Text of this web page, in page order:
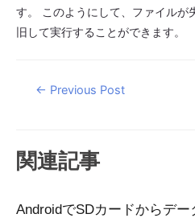
す。 このようにして、ファイルが
旧して実行することができます。
Post← Previous Post
関連記事
AndroidでSDカードからデ